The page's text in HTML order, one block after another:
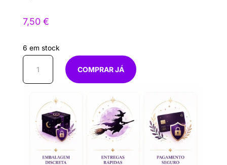
7,50 €
6 em stock
Quantidade
selenita
com
COMPRAR JÁ